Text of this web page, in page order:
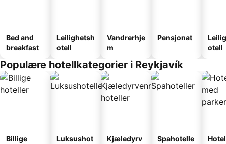
Bed and
breakfast
Leilighetsh
otell
Vandrerhje
m
Pensjonat
otell
Populære hotellkategorier i Reykjavík
Billige
Luksushot
Kjæledyrv
Spahotelle